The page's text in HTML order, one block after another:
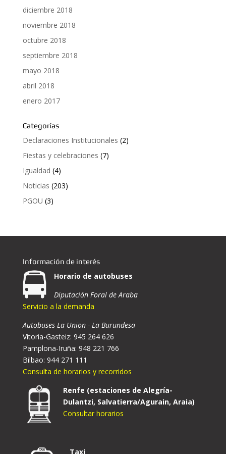
diciembre 2018
noviembre 2018
octubre 2018
septiembre 2018
mayo 2018
abril 2018
enero 2017
Categorías
Declaraciones Institucionales (2)
Fiestas y celebraciones (7)
Igualdad (4)
Noticias (203)
PGOU (3)
Información de interés
Horario de autobuses
Diputación Foral de Araba
Servicio a la demanda
Autobuses La Union - La Burundesa
Vitoria-Gasteiz: 945 264 626
Pamplona-Iruña: 948 221 766
Bilbao: 944 271 111
Consulta de horarios y recorridos
Renfe (estaciones de Alegría-
Dulantzi, Salvatierra/Agurain, Araia)
Consultar horarios
Taxi